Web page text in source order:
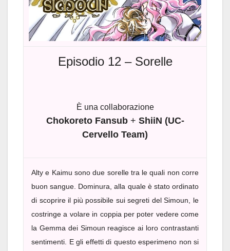
Episodio 12 – Sorelle
È una collaborazione
Chokoreto Fansub+ ShiiN (UC-
Cervello Team)
Alty e Kaimu sono due sorelle tra le quali non corre
buon sangue. Dominura, alla quale è stato ordinato
di scoprire il più possibile sui segreti del Simoun, le
costringe a volare in coppia per poter vedere come
la Gemma dei Simoun reagisce ai loro contrastanti
sentimenti. E gli effetti di questo esperimeno non si